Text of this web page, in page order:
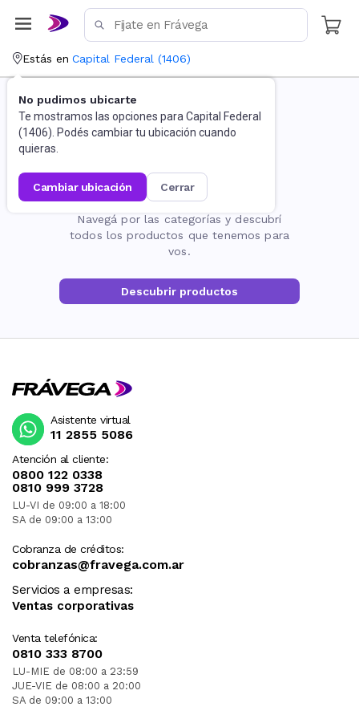
Estás en Capital Federal (1406)
No pudimos ubicarte
Te mostramos las opciones para Capital Federal
(1406). Podés cambiar tu ubicación cuando
quieras.
cambiar ubicación cerrar
La página no existe
Navegá por las categorías y descubrí
todos los productos que tenemos para
vos.
Descubrir productos
Atención al cliente:
0800 122 0338
0810 999 3728
LU-VI de 09:00 a 18:00
SA de 09:00 a 13:00
Cobranza de créditos:
cobranzas@fravega.com.ar
Servicios a empresas:
Ventas corporativas
Venta telefónica:
0810 333 8700
LU-MIE de 08:00 a 23:59
JUE-VIE de 08:00 a 20:00
SA de 09:00 a 13:00
Asistente virtual
11 2855 5086